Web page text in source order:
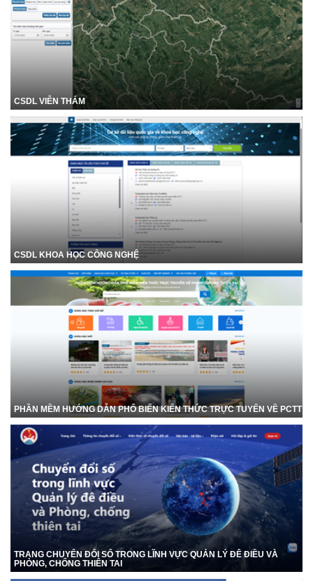
CSDL VIỄN THÁM
CSDL KHOA HỌC CÔNG NGHỆ
PHẦN MỀM HƯỚNG DẪN PHỔ BIẾN KIẾN THỨC TRỰC TUYẾN VỀ PCTT
TRANG CHUYỂN ĐỔI SỐ TRONG LĨNH VỰC QUẢN LÝ ĐÊ ĐIỀU VÀ
PHÒNG, CHỐNG THIÊN TAI